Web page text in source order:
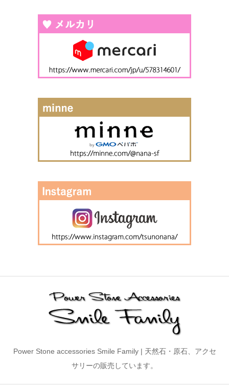
Power Stone accessories Smile Family | 天然石・原石、アクセ
サリーの販売しています。